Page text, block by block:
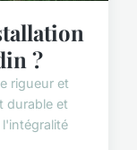
?
rigueur et
durable et